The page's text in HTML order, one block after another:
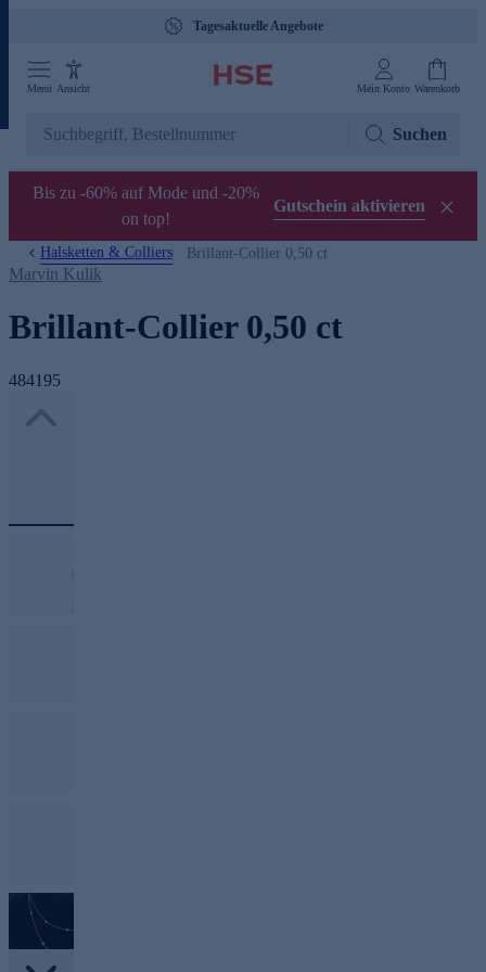
Tagesaktuelle Angebote
Menü Ansicht Mein Konto Warenkorb
Suchen
Bis zu -60% auf Mode und -20%
on top!
Gutschein aktivieren
Halsketten & Colliers Brillant-Collier 0,50 ct
Marvin Kulik
Brillant-Collier 0,50 ct
484195